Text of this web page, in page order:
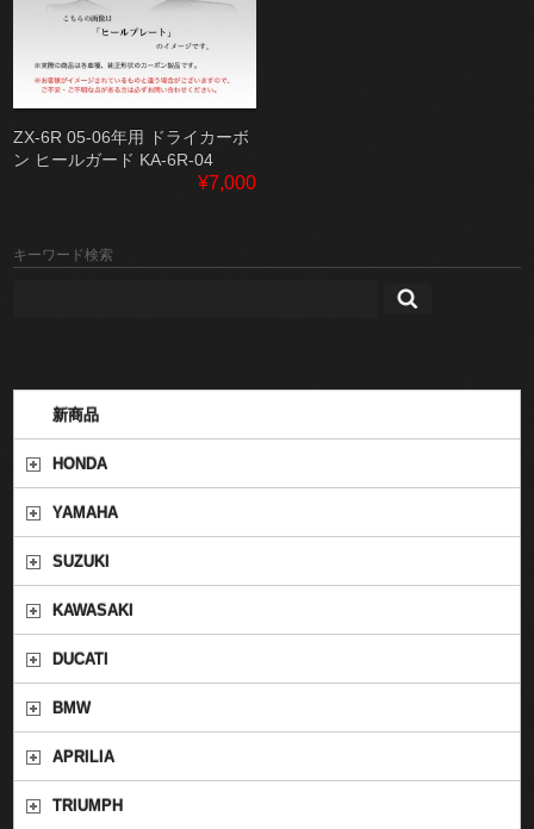
ZX-6R 05-06年用 ドライカーボ
ン ヒールガード KA-6R-04
¥7,000
キーワード検索
新商品
HONDA
YAMAHA
SUZUKI
KAWASAKI
DUCATI
BMW
APRILIA
TRIUMPH